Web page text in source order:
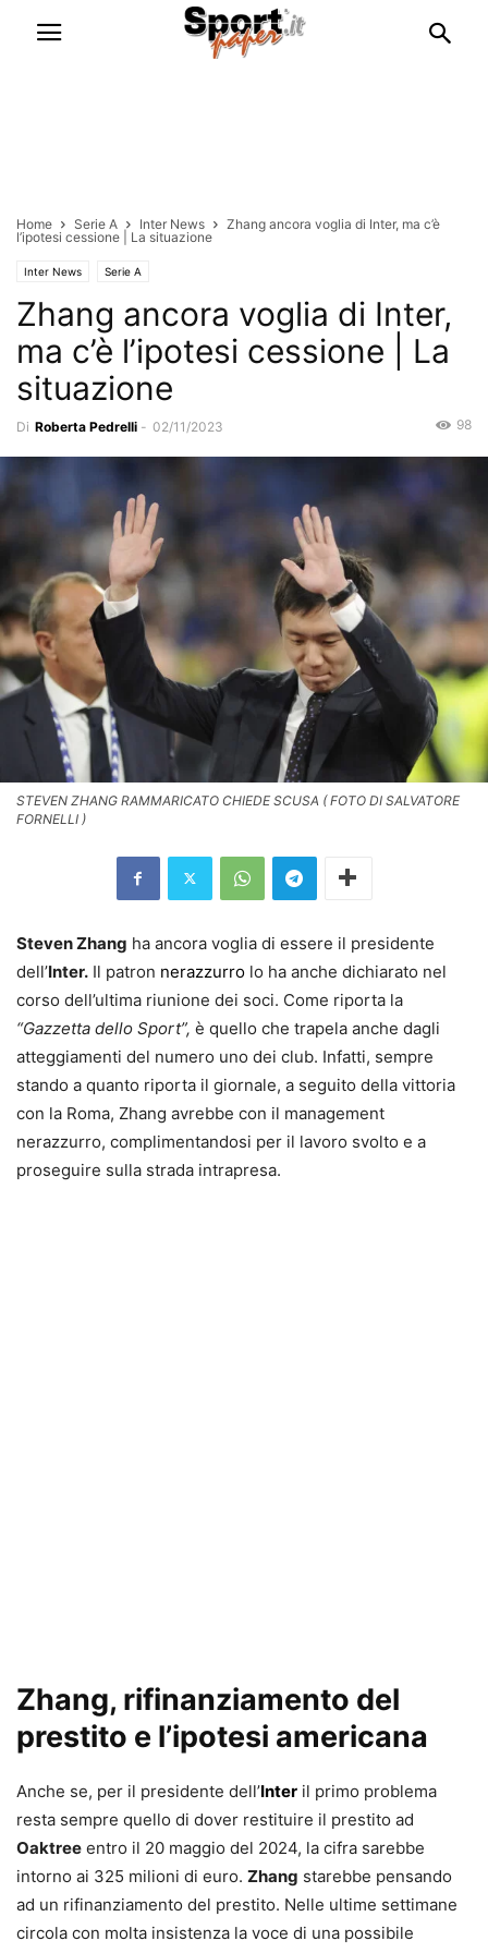
Home Serie A Inter News
Zhang ancora voglia di Inter, ma c’è
l’ipotesi cessione | La situazione
Inter News Serie A
Zhang ancora voglia di Inter,
ma c’è l’ipotesi cessione | La
situazione
Di Roberta Pedrelli - 02/11/2023 98
STEVEN ZHANG RAMMARICATO CHIEDE SCUSA ( FOTO DI SALVATORE
FORNELLI )
Steven Zhang ha ancora voglia di essere il presidente
dell’Inter. Il patron nerazzurro lo ha anche dichiarato nel
corso dell’ultima riunione dei soci. Come riporta la
“Gazzetta dello Sport”, è quello che trapela anche dagli
atteggiamenti del numero uno dei club. Infatti, sempre
stando a quanto riporta il giornale, a seguito della vittoria
con la Roma, Zhang avrebbe con il management
nerazzurro, complimentandosi per il lavoro svolto e a
proseguire sulla strada intrapresa.
Zhang, rifinanziamento del
prestito e l’ipotesi americana
Anche se, per il presidente dell’Inter il primo problema
resta sempre quello di dover restituire il prestito ad
Oaktree entro il 20 maggio del 2024, la cifra sarebbe
intorno ai 325 milioni di euro. Zhang starebbe pensando
ad un rifinanziamento del prestito. Nelle ultime settimane
circola con molta insistenza la voce di una possibile